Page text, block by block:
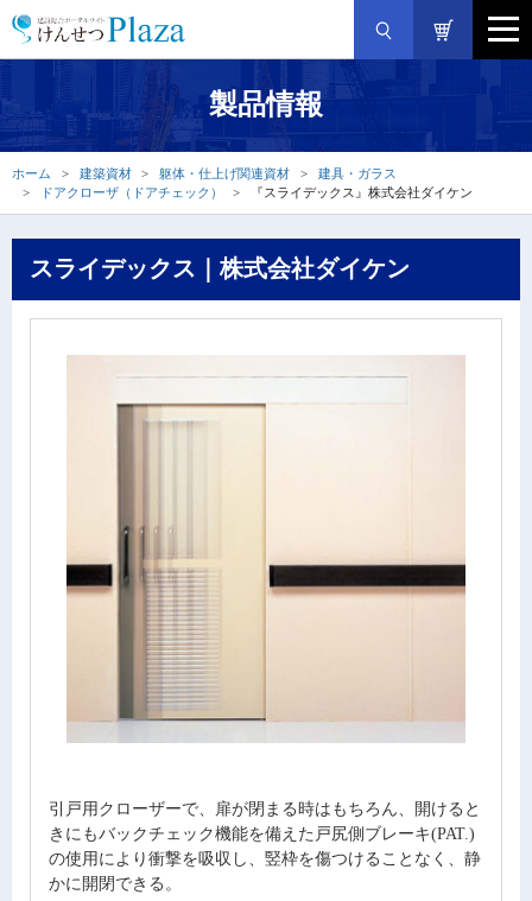
製品情報
ホーム 建築資材 躯体・仕上げ関連資材
建具・ガラス
ドアクローザ（ドアチェック）
『スライデックス』株式会社ダイケン
スライデックス｜株式会社ダイケン
引戸用クローザーで、扉が閉まる時はもちろん、開けると
きにもバックチェック機能を備えた戸尻側ブレーキ(PAT.)
の使用により衝撃を吸収し、竪枠を傷つけることなく、静
かに開閉できる。